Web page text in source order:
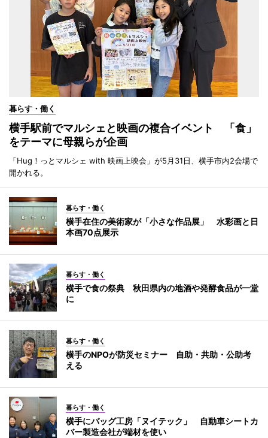
暮らす・働く
横手駅前でマルシェと映画の複合イベント 「食」
をテーマに母親らが企画
「Hug！っとマルシェ with 映画上映会」が5月31日、横手市内2会場で
開かれる。
暮らす・働く
横手在住の美術家が「小さな作品展」 水彩画と日
本画70点展示
暮らす・働く
横手で食の祭典 秋田県内の地酒や発酵食品が一堂
に
暮らす・働く
横手のNPOが防災セミナー 自助・共助・公助考
える
暮らす・働く
横手にバッグ工房「ヌイテック」 自動車シートカ
バー製造会社が端材を使い